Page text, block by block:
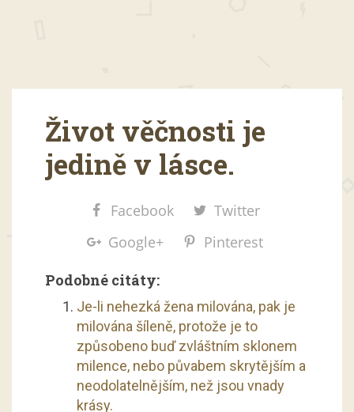
Život věčnosti je
jedině v lásce.
Facebook
Twitter
Google+
Pinterest
Podobné citáty:
Je-li nehezká žena milována, pak je
milována šíleně, protože je to
způsobeno buď zvláštním sklonem
milence, nebo půvabem skrytějším a
neodolatelnějším, než jsou vnady
krásy.